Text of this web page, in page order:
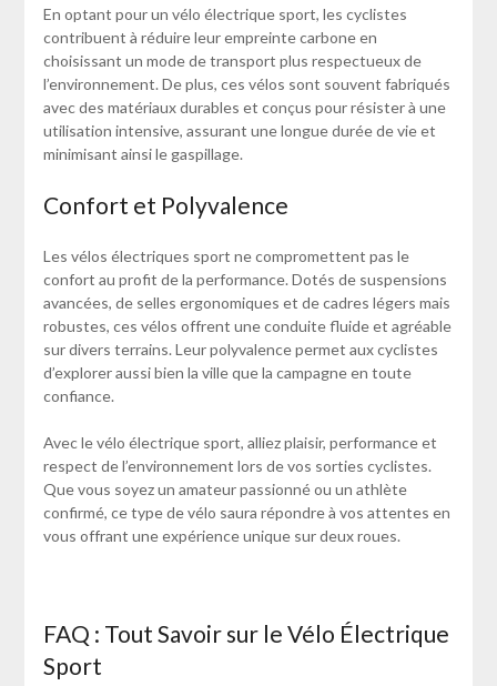
En optant pour un vélo électrique sport, les cyclistes
contribuent à réduire leur empreinte carbone en
choisissant un mode de transport plus respectueux de
l’environnement. De plus, ces vélos sont souvent fabriqués
avec des matériaux durables et conçus pour résister à une
utilisation intensive, assurant une longue durée de vie et
minimisant ainsi le gaspillage.
Confort et Polyvalence
Les vélos électriques sport ne compromettent pas le
confort au profit de la performance. Dotés de suspensions
avancées, de selles ergonomiques et de cadres légers mais
robustes, ces vélos offrent une conduite fluide et agréable
sur divers terrains. Leur polyvalence permet aux cyclistes
d’explorer aussi bien la ville que la campagne en toute
confiance.
Avec le vélo électrique sport, alliez plaisir, performance et
respect de l’environnement lors de vos sorties cyclistes.
Que vous soyez un amateur passionné ou un athlète
confirmé, ce type de vélo saura répondre à vos attentes en
vous offrant une expérience unique sur deux roues.
FAQ : Tout Savoir sur le Vélo Électrique
Sport